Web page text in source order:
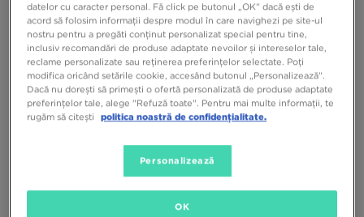
ADIDAS BLUZĂ ESS QZ CRW ADIDAS BLUZĂ SST TT
datelor cu caracter personal. Fă click pe butonul „OK” dacă ești de
acord să folosim informații despre modul în care navighezi pe site-ul
nostru pentru a pregăti conținut personalizat special pentru tine,
inclusiv recomandări de produse adaptate nevoilor și intereselor tale,
reclame personalizate sau reținerea preferințelor selectate. Poți
modifica oricând setările cookie, accesând butonul „Personalizează”.
Dacă nu dorești să primești o ofertă personalizată de produse adaptate
preferințelor tale, alege "Refuză toate". Pentru mai multe informații, te
rugăm să citești
politica noastră de confidențialitate.
Personalizează
OK